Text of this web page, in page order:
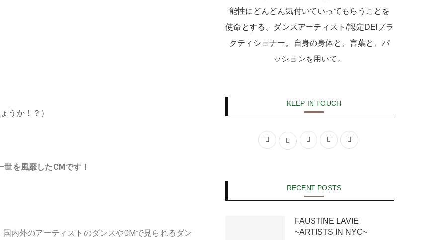
うか！？）
を風靡したCMです！
内外のアーティストのダンスやCMで見られるダン
能性にどんどん気付いていってもらうことを
使命とする、ダンスアーティスト/認定DEIプラ
クティショナー。自身の身体と、言葉と、パ
ッションを用いて。
KEEP IN TOUCH
RECENT POSTS
FAUSTINE LAVIE
~ARTISTS IN NYC~